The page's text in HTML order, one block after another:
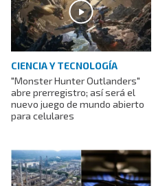
CIENCIA Y TECNOLOGÍA
"Monster Hunter Outlanders"
abre prerregistro; así será el
nuevo juego de mundo abierto
para celulares